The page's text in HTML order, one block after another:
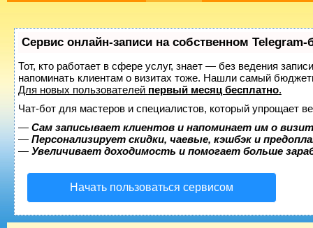
Сервис онлайн-записи на собственном Telegram-
Тот, кто работает в сфере услуг, знает — без ведения
напоминать клиентам о визитах тоже. Нашли самый
Для новых пользователей первый месяц бесплатно.
Чат-бот для мастеров и специалистов, который упрощает
— Сам записывает клиентов и напоминает им о
— Персонализирует скидки, чаевые, кэшбэк и
— Увеличивает доходимость и помогает больше
Начать пользоваться сервисом